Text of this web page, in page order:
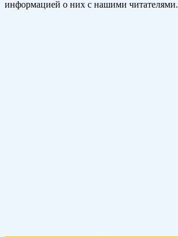
информацией о них с нашими читателями.